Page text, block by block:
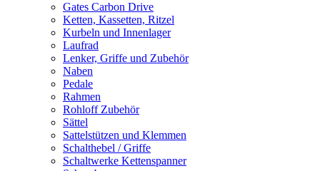
Gates Carbon Drive
Ketten, Kassetten, Ritzel
Kurbeln und Innenlager
Laufrad
Lenker, Griffe und Zubehör
Naben
Pedale
Rahmen
Rohloff Zubehör
Sättel
Sattelstützen und Klemmen
Schalthebel / Griffe
Schaltwerke Kettenspanner